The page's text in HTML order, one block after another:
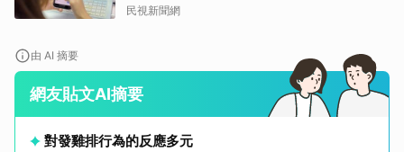
民視新聞網
由 AI 摘要
網友貼文AI摘要
對發雞排行為的反應多元